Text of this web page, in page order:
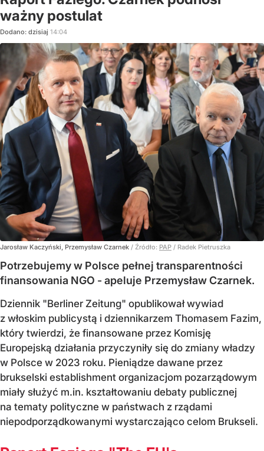
ważny postulat
Dodano: dzisiaj 14:04
Jarosław Kaczyński, Przemysław Czarnek / Źródło: PAP / Radek Pietruszka
Potrzebujemy w Polsce pełnej transparentności
finansowania NGO - apeluje Przemysław Czarnek.
Dziennik "Berliner Zeitung" opublikował wywiad
z włoskim publicystą i dziennikarzem Thomasem Fazim,
który twierdzi, że finansowane przez Komisję
Europejską działania przyczyniły się do zmiany władzy
w Polsce w 2023 roku. Pieniądze dawane przez
brukselski establishment organizacjom pozarządowym
miały służyć m.in. kształtowaniu debaty publicznej
na tematy polityczne w państwach z rządami
niepodporządkowanymi wystarczająco celom Brukseli.